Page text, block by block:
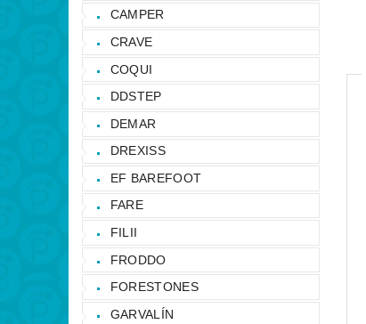
CAMPER
CRAVE
COQUI
DDSTEP
DEMAR
DREXISS
EF BAREFOOT
FARE
FILII
FRODDO
FORESTONES
GARVALÍN